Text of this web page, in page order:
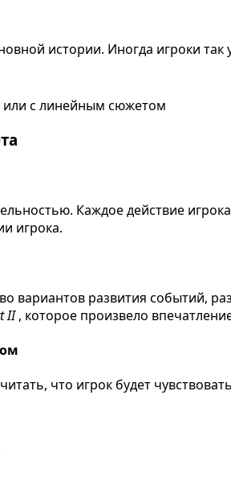
истории. Иногда игроки
Каждое действие
игрока.
вариантов развития событий,
II, которое произвело
что игрок будет